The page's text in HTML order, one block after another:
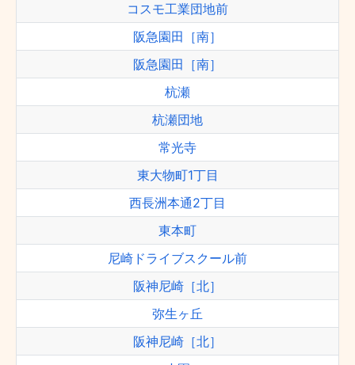
コスモ工業団地前
阪急園田［南］
阪急園田［南］
杭瀬
杭瀬団地
常光寺
東大物町1丁目
西長洲本通2丁目
東本町
尼崎ドライブスクール前
阪神尼崎［北］
弥生ヶ丘
阪神尼崎［北］